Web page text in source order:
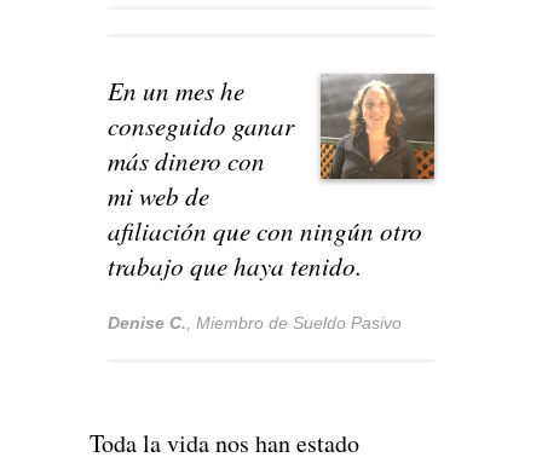
En un mes he
conseguido ganar
más dinero con
mi web de
afiliación que con ningún otro
trabajo que haya tenido.
Denise C. Miembro de Sueldo Pasivo
Toda la vida nos han estado